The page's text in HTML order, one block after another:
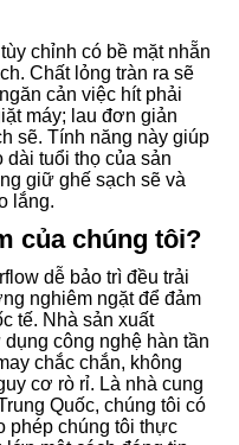
chỉnh có bề mặt nhẵn
Chất lỏng tràn ra sẽ
cản việc hít phải
máy; lau đơn giản
sẽ. Tính năng này giúp
dài tuổi thọ của sản
giữ ghế sạch sẽ và
lắng.
của chúng tôi?
dễ bảo trì đều trải
nghiêm ngặt để đảm
tế. Nhà sản xuất
công nghệ hàn tần
chắc chắn, không
cơ rò rỉ. Là nhà cung
Quốc, chúng tôi có
phép chúng tôi thực